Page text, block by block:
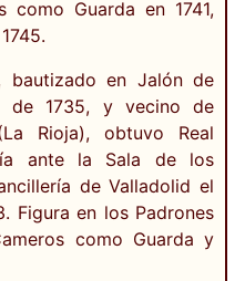
Guarda en 1741,
bautizado en Jalón de
de 1735, y vecino de
Rioja), obtuvo Real
ante la Sala de los
de Valladolid el
Figura en los Padrones
como Guarda y